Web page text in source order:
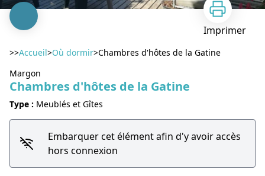
Voir l'image en plein écran
Imprimer
>>Accueil>Où dormir>Chambres d'hôtes de la Gatine
Margon
Chambres d'hôtes de la Gatine
Type : Meublés et Gîtes
Embarquer cet élément afin d'y avoir accès
hors connexion